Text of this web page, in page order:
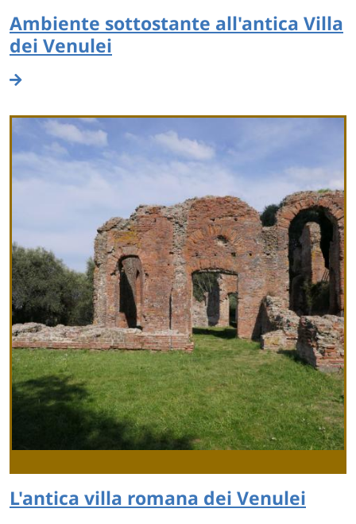
Ambiente sottostante all'antica Villa
dei Venulei
L'antica villa romana dei Venulei